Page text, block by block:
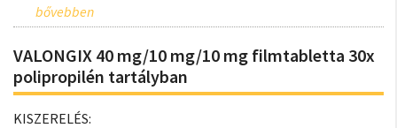
VALONGIX 40 mg/10 mg/10 mg filmtabletta 30x
polipropilén tartályban
KISZERELÉS: